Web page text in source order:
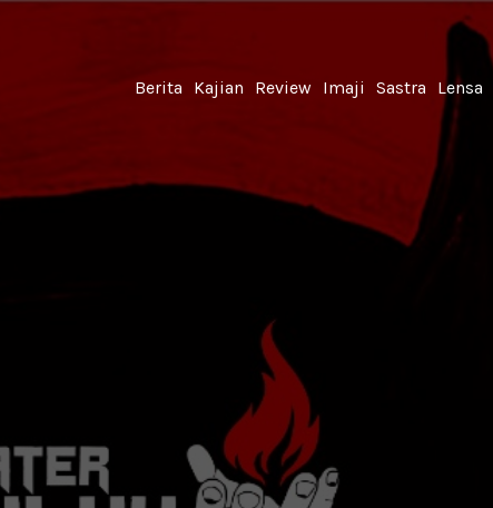
Berita Kajian Review Imaji Sastra Lensa